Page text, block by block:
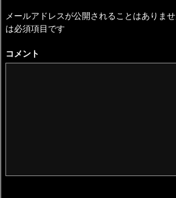
メールアドレスが公開されることはありませ
は必須項目です
コメント